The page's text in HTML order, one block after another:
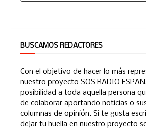
BUSCAMOS REDACTORES
Con el objetivo de hacer lo más
nuestro proyecto SOS RADIO
posibilidad a toda aquella persona
de colaborar aportando noticias o
columnas de opinión. Si te gusta
dejar tu huella en nuestro proyecto